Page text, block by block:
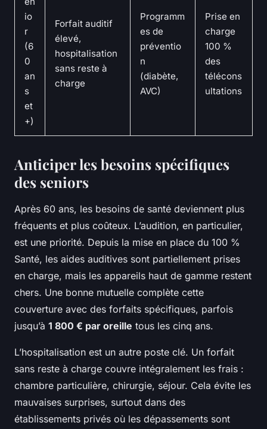
io
r
(6
0
an
s
et
+)
Forfait auditif
élevé,
hospitalisation
sans reste à
charge
Programm
es de
préventio
n
(diabète,
AVC)
Prise en
charge
100 %
des
télécons
ultations
Anticiper les besoins spécifiques
des seniors
Après 60 ans, les besoins de santé deviennent plus
fréquents et plus coûteux. L’audition, en particulier,
est une priorité. Depuis la mise en place du 100 %
Santé, les aides auditives sont partiellement prises
en charge, mais les appareils haut de gamme restent
chers. Une bonne mutuelle complète cette
couverture avec des forfaits spécifiques, parfois
jusqu’à 1 800 € par oreille tous les cinq ans.
L’hospitalisation est un autre poste clé. Un forfait
sans reste à charge couvre intégralement les frais :
chambre particulière, chirurgie, séjour. Cela évite les
mauvaises surprises, surtout dans des
établissements privés où les dépassements sont